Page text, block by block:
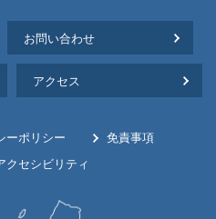
お問い合わせ
アクセス
ーポリシー
免責事項
クセシビリティ